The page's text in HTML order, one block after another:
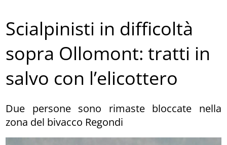
Scialpinisti in difficoltà
sopra Ollomont: tratti in
salvo con l’elicottero
Due persone sono rimaste bloccate nella
zona del bivacco Regondi